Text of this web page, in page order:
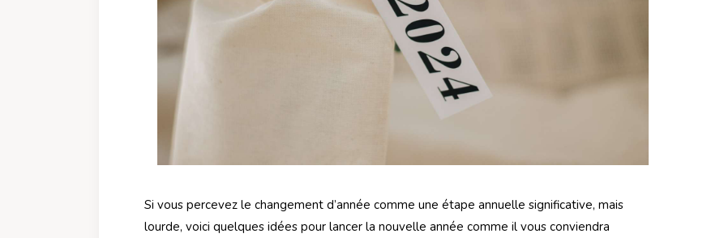
Si vous percevez le changement d’année comme une étape annuelle significative, mais
lourde, voici quelques idées pour lancer la nouvelle année comme il vous conviendra